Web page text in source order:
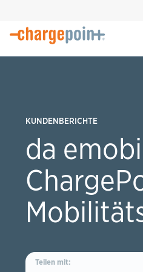
KUNDENBERICHTE
da
Teilen mit: